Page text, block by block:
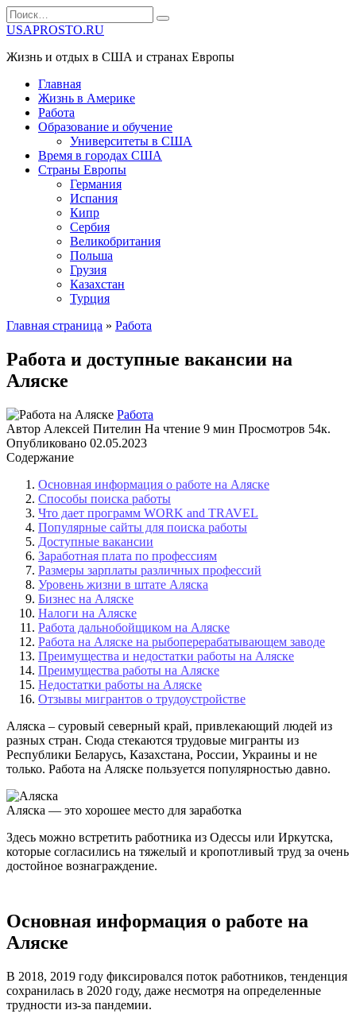
Перейти
к
Search
for:
USAPROSTO.RU
Жизнь и отдых в США и странах Европы
Главная
Жизнь в Америке
Работа
Образование и обучение
Университеты в США
Время в городах США
Страны Европы
Германия
Испания
Кипр
Сербия
Великобритания
Польша
Грузия
Казахстан
Турция
Главная страница » Работа
Работа и доступные вакансии на
Аляске
Работа
Автор Алексей Пителин На чтение 9 мин Просмотров 54к.
Опубликовано 02.05.2023
Содержание
Основная информация о работе на Аляске
Способы поиска работы
Что дает программ WORK and TRAVEL
Популярные сайты для поиска работы
Доступные вакансии
Заработная плата по профессиям
Размеры зарплаты различных профессий
Уровень жизни в штате Аляска
Бизнес на Аляске
Налоги на Аляске
Работа дальнобойщиком на Аляске
Работа на Аляске на рыбоперерабатывающем заводе
Преимущества и недостатки работы на Аляске
Преимущества работы на Аляске
Недостатки работы на Аляске
Отзывы мигрантов о трудоустройстве
Аляска – суровый северный край, привлекающий людей из
разных стран. Сюда стекаются трудовые мигранты из
Республики Беларусь, Казахстана, России, Украины и не
только. Работа на Аляске пользуется популярностью давно.
Аляска — это хорошее место для заработка
Здесь можно встретить работника из Одессы или Иркутска,
которые согласились на тяжелый и кропотливый труд за очень
достойное вознаграждение.
Основная информация о работе на
Аляске
В 2018, 2019 году фиксировался поток работников, тенденция
сохранилась в 2020 году, даже несмотря на определенные
трудности из-за пандемии.